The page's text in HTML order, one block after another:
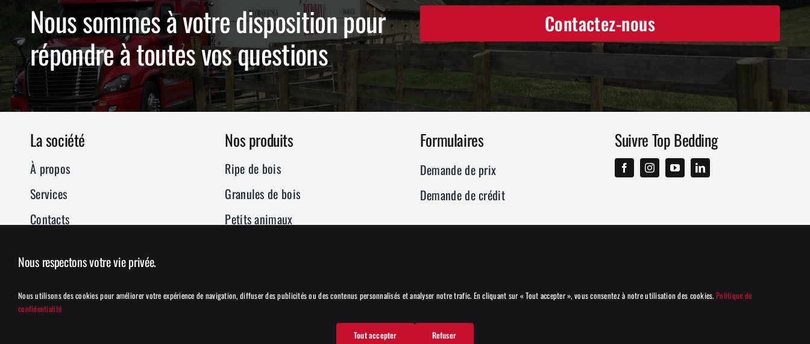
Nous sommes à votre disposition pour
répondre à toutes vos questions
Contactez-nous
La société
À propos
Services
Contacts
Nos produits
Ripe de bois
Granules de bois
Petits animaux
Tapis de stalles
Formulaires
Demande de prix
Demande de crédit
Suivre Top Bedding
SV2 Marketing inc.
Nous respectons votre vie privée.
Nous utilisons des cookies pour améliorer votre expérience de navigation, diffuser des publicités ou des contenus personnalisés et analyser notre trafic. En cliquant sur « Tout accepter », vous consentez à notre utilisation des cookies. Politique de
confidentialité
Tout accepter Refuser